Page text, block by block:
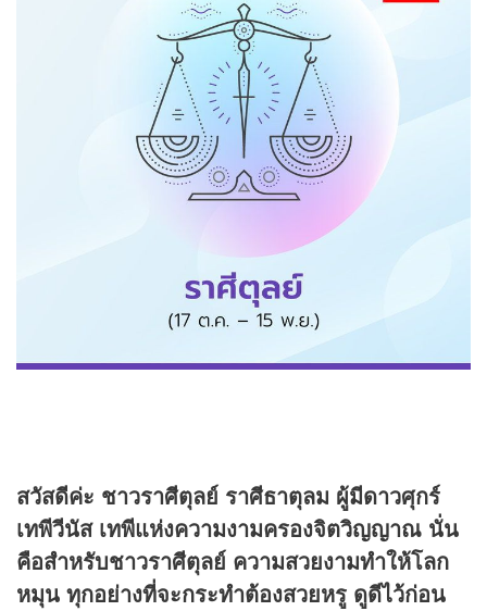
สวัสดีค่ะ ชาวราศีตุลย์ ราศีธาตุลม ผู้มีดาวศุกร์
เทพีวีนัส เทพีแห่งความงามครองจิตวิญญาณ นั่น
คือสำหรับชาวราศีตุลย์ ความสวยงามทำให้โลก
หมุน ทุกอย่างที่จะกระทำต้องสวยหรู ดูดีไว้ก่อน